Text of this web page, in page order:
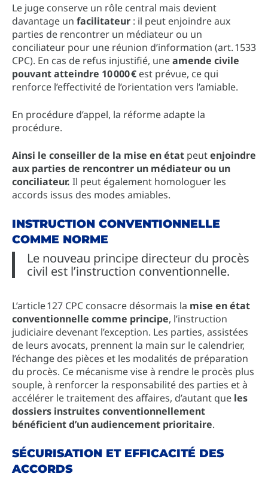
Le juge conserve un rôle central mais devient
davantage un facilitateur : il peut enjoindre aux
parties de rencontrer un médiateur ou un
conciliateur pour une réunion d’information (art. 1533
CPC). En cas de refus injustifié, uneamende civile
pouvant atteindre 10 000 € est prévue, ce qui
renforce l’effectivité de l’orientation vers l’amiable.
En procédure d’appel, la réforme adapte la
procédure.
Ainsi le conseiller de la mise en état peutenjoindre
aux parties de rencontrer un médiateur ou un
conciliateur. Il peut également homologuer les
accords issus des modes amiables.
INSTRUCTION CONVENTIONNELLE
COMME NORME
Le nouveau principe directeur du procès
civil est l’instruction conventionnelle.
L’article 127 CPC consacre désormais la mise en état
conventionnelle comme principe, l’instruction
judiciaire devenant l’exception. Les parties, assistées
de leurs avocats, prennent la main sur le calendrier,
l’échange des pièces et les modalités de préparation
du procès. Ce mécanisme vise à rendre le procès plus
souple, à renforcer la responsabilité des parties et à
accélérer le traitement des affaires, d’autant que les
dossiers instruites conventionnellement
bénéficient d’un audiencement prioritaire.
SÉCURISATION ET EFFICACITÉ DES
ACCORDS